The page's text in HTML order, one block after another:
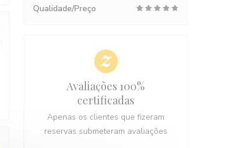
Qualidade/Preço
Avaliações 100%
certificadas
Apenas os clientes que fizeram
reservas submeteram avaliações